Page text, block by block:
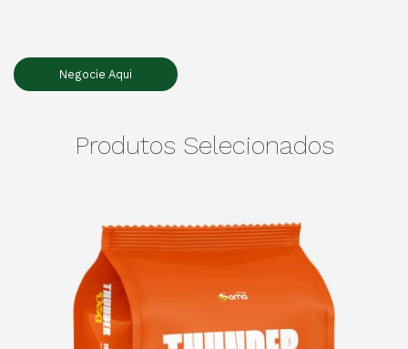
Negocie Aqui
Produtos Selecionados